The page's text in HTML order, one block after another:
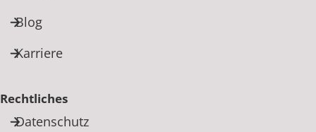
Blog
Karriere
Rechtliches
Datenschutz